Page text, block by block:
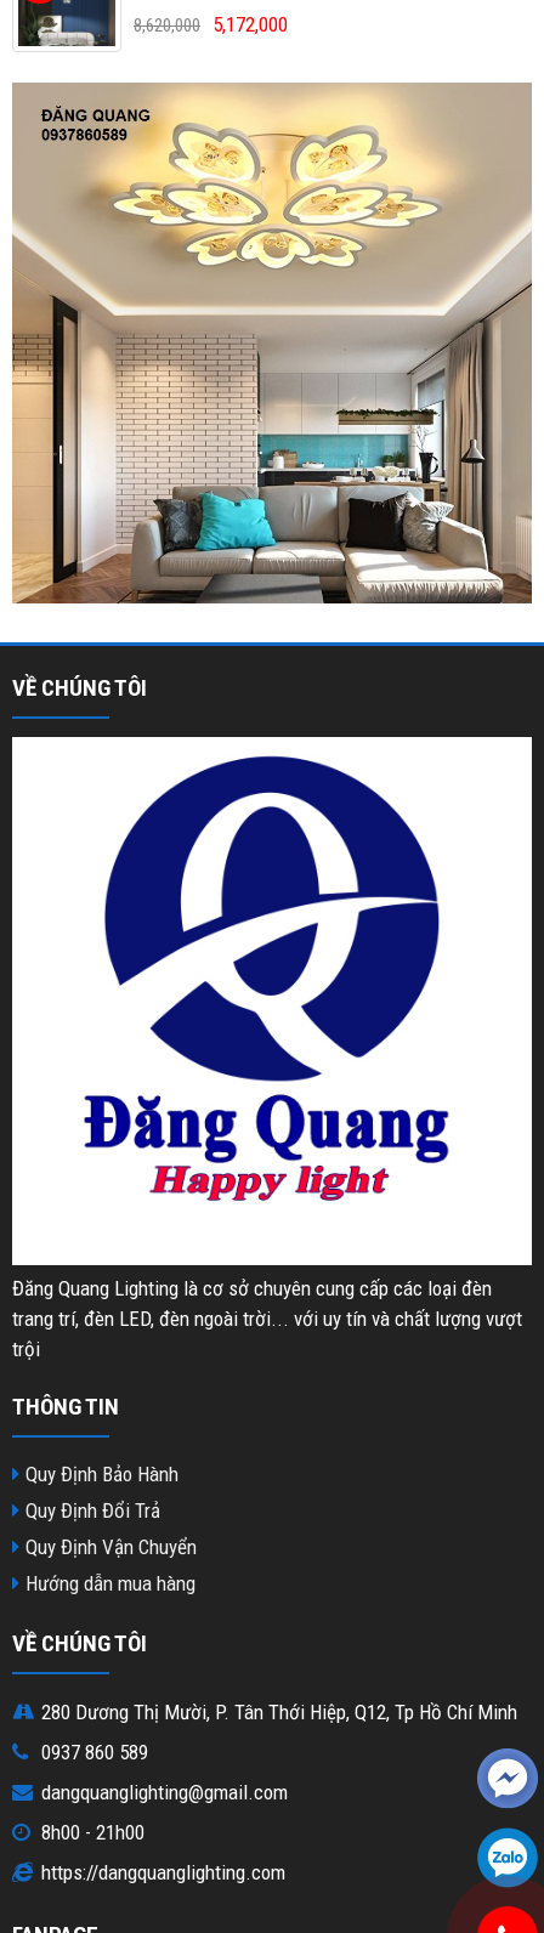
8,620,000 5,172,000
VỀ CHÚNG TÔI
Đăng Quang Lighting là cơ sở chuyên cung cấp các loại đèn
trang trí, đèn LED, đèn ngoài trời... với uy tín và chất lượng vượt
trội
THÔNG TIN
Quy Định Bảo Hành
Quy Định Đổi Trả
Quy Định Vận Chuyển
Hướng dẫn mua hàng
VỀ CHÚNG TÔI
280 Dương Thị Mười, P. Tân Thới Hiệp, Q12, Tp Hồ Chí Minh
0937 860 589
dangquanglighting@gmail.com
8h00 - 21h00
https://dangquanglighting.com